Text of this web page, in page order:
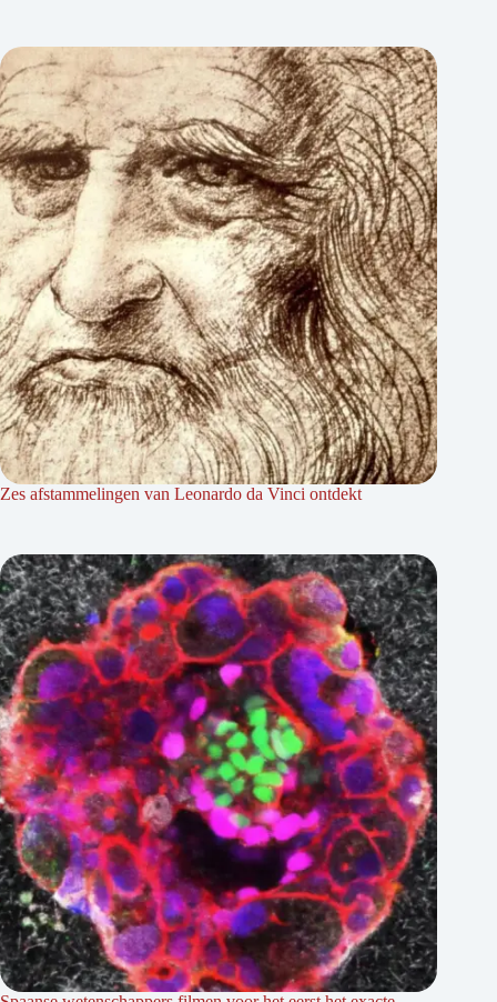
Zes afstammelingen van Leonardo da Vinci ontdekt